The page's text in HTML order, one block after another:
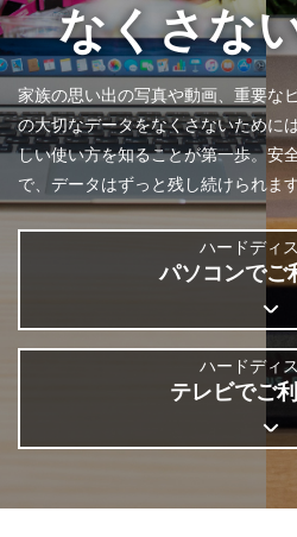
なくさな
家族の思い出の写真や動画、重要な
の大切なデータをなくさないために
しい使い方を知ることが第一歩。安
で、データはずっと残し続けられま
ハードディ
パソコンでご
ハードディ
テレビでご